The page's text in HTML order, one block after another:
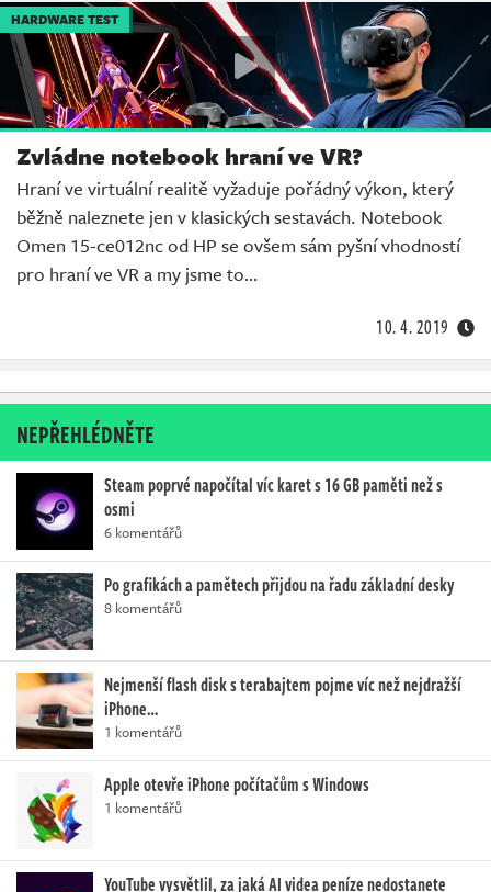
HARDWARE TEST
Zvládne notebook hraní ve VR?
Hraní ve virtuální realitě vyžaduje pořádný výkon, který
běžně naleznete jen v klasických sestavách. Notebook
Omen 15-ce012nc od HP se ovšem sám pyšní vhodností
pro hraní ve VR a my jsme to…
10. 4. 2019
NEPŘEHLÉDNĚTE
Steam poprvé napočítal víc karet s 16 GB paměti než s
osmi
6 komentářů
Po grafikách a pamětech přijdou na řadu základní desky
8 komentářů
Nejmenší flash disk s terabajtem pojme víc než nejdražší
iPhone…
1 komentářů
Apple otevře iPhone počítačům s Windows
1 komentářů
YouTube vysvětlil, za jaká AI videa peníze nedostanete